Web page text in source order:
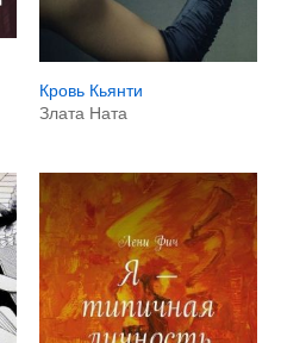
Кровь Кьянти
Злата Ната